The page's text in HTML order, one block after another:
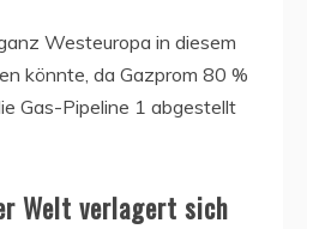
Westeuropa in diesem
könnte, da Gazprom 80 %
Gas-Pipeline 1 abgestellt
Welt verlagert sich